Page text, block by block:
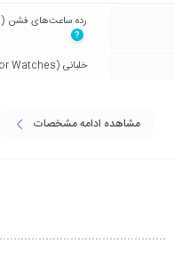
رده ساعت‌های فشن (Fashion Watches)‏
?
خلبانی (Pilot/Aviator Watches)‏
مشاهده ادامه مشخصات